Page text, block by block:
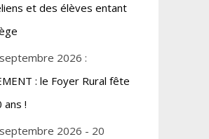
et des élèves entant
2026 :
: le Foyer Rural fête
ans !
2026 - 20